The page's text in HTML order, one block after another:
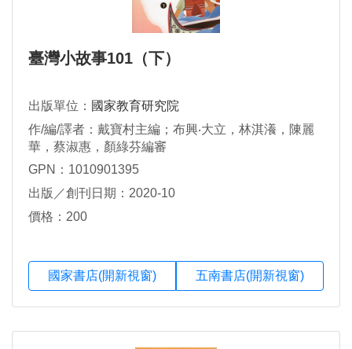
臺灣小故事101（下）
出版單位： 國家教育研究院
作/編/譯者：戴寶村主編；布興‧大立，林淇瀁，陳麗
華，蔡淑惠，顏綠芬編審
GPN：1010901395
出版／創刊日期：2020-10
價格：200
國家書店(開新視窗) 五南書店(開新視窗)